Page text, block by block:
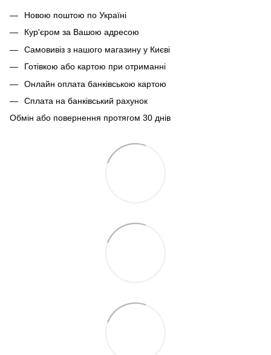
Новою поштою по Україні
Кур'єром за Вашою адресою
Самовивіз з нашого магазину у Києві
Готівкою або картою при отриманні
Онлайн оплата банківською картою
Сплата на банківський рахунок
Обмін або повернення протягом 30 днів